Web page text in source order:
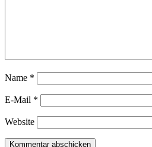
Name *
E-Mail *
Website